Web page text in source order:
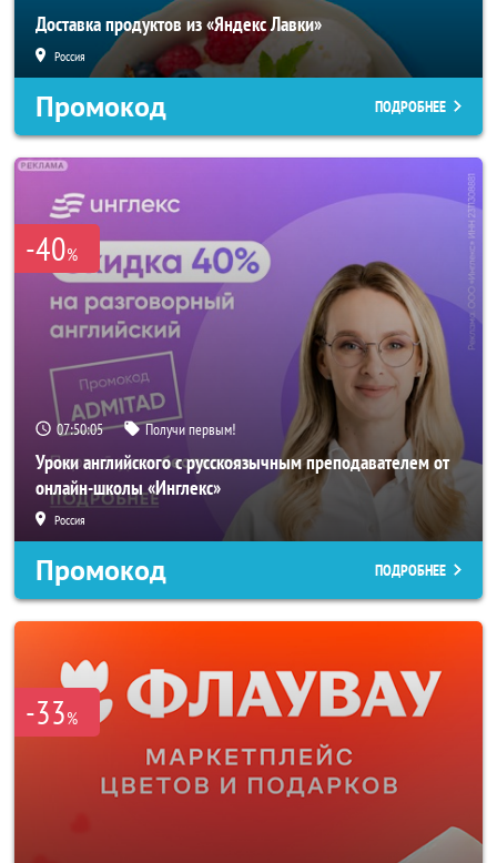
Доставка продуктов из «Яндекс Лавки»
Россия
Промокод ПОДРОБНЕЕ
-40%
07:50:02 Получи первым!
Уроки английского с русскоязычным преподавателем от
онлайн-школы «Инглекс»
Россия
Промокод ПОДРОБНЕЕ
-33%